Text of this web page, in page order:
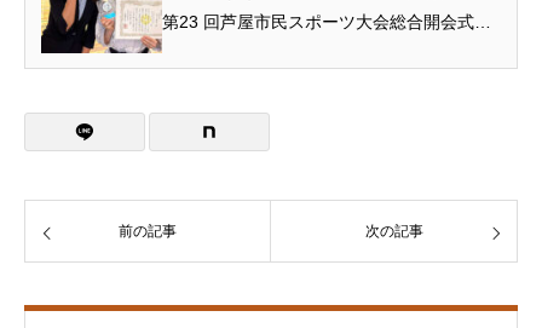
第23 回芦屋市民スポーツ大会総合開会式に
技において優秀な成績を収められた皆さま、
誠におめでとうございます。日々の努...
前の記事 次の記事